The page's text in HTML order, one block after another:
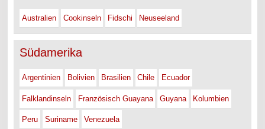
Australien Cookinseln Fidschi Neuseeland
Südamerika
Argentinien Bolivien Brasilien Chile Ecuador
Falklandinseln Französisch Guayana Guyana Kolumbien
Peru Suriname Venezuela